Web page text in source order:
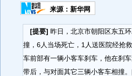
来源： 新华网
[提要] 昨日，北京市朝阳区东五
撞，6人当场死亡，1人送医院经抢
车前部有一辆小客车刹车，他在刹
带后，与对面其它三辆小客车相撞